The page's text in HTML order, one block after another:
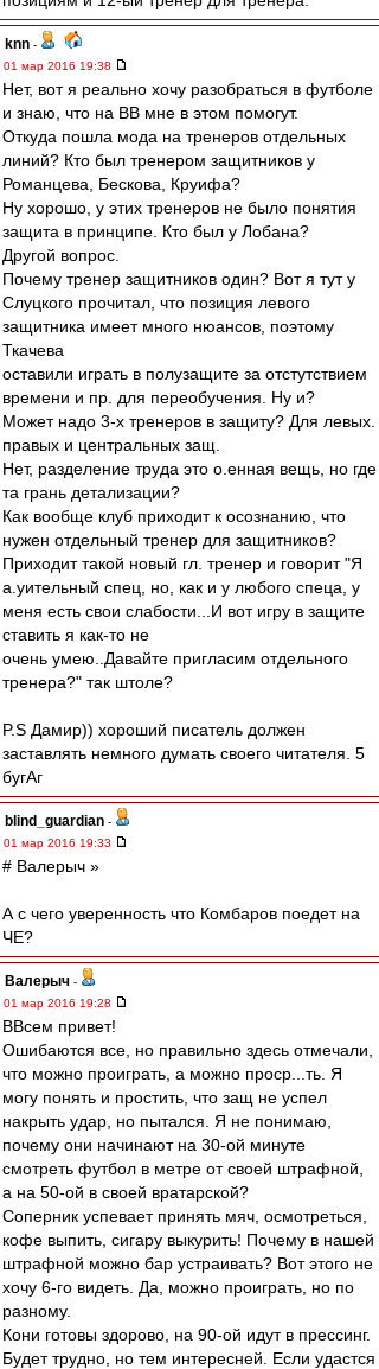
knn -
01 мар 2016 19:38
Нет, вот я реально хочу разобраться в футболе
и знаю, что на ВВ мне в этом помогут.
Откуда пошла мода на тренеров отдельных
линий? Кто был тренером защитников у
Романцева, Бескова, Круифа?
Ну хорошо, у этих тренеров не было понятия
защита в принципе. Кто был у Лобана?
Другой вопрос.
Почему тренер защитников один? Вот я тут у
Слуцкого прочитал, что позиция левого
защитника имеет много нюансов, поэтому
Ткачева
оставили играть в полузащите за отстутствием
времени и пр. для переобучения. Ну и?
Может надо 3-х тренеров в защиту? Для левых.
правых и центральных защ.
Нет, разделение труда это о.енная вещь, но где
та грань детализации?
Как вообще клуб приходит к осознанию, что
нужен отдельный тренер для защитников?
Приходит такой новый гл. тренер и говорит "Я
а.уительный спец, но, как и у любого спеца, у
меня есть свои слабости...И вот игру в защите
ставить я как-то не
очень умею..Давайте пригласим отдельного
тренера?" так штоле?
P.S Дамир)) хороший писатель должен
заставлять немного думать своего читателя. 5
бугАг
blind_guardian -
01 мар 2016 19:33
# Валерыч »
А с чего уверенность что Комбаров поедет на
ЧЕ?
Валерыч -
01 мар 2016 19:28
ВВсем привет!
Ошибаются все, но правильно здесь отмечали,
что можно проиграть, а можно проср...ть. Я
могу понять и простить, что защ не успел
накрыть удар, но пытался. Я не понимаю,
почему они начинают на 30-ой минуте
смотреть футбол в метре от своей штрафной,
а на 50-ой в своей вратарской?
Соперник успевает принять мяч, осмотреться,
кофе выпить, сигару выкурить! Почему в нашей
штрафной можно бар устраивать? Вот этого не
хочу 6-го видеть. Да, можно проиграть, но по
разному.
Кони готовы здорово, на 90-ой идут в прессинг.
Будет трудно, но тем интересней. Если удастся